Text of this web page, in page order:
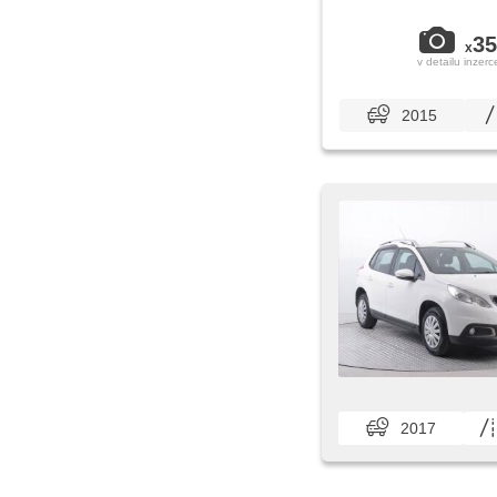
x35
v detailu
2015
2017